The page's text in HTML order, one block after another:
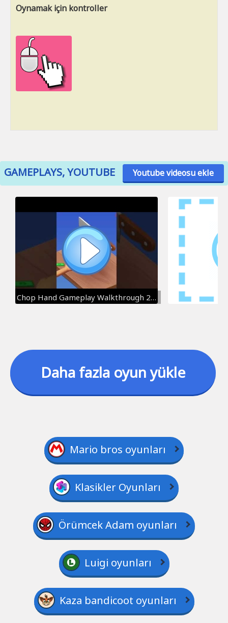
Oynamak için kontroller
GAMEPLAYS, YOUTUBE Youtube videosu ekle
Chop Hand Gameplay Walkthrough 2020
Daha fazla oyun yükle
Mario bros oyunları
Klasikler Oyunları
Örümcek Adam oyunları
Luigi oyunları
Kaza bandicoot oyunları